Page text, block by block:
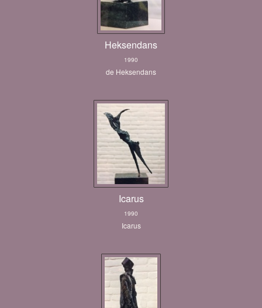
Heksendans
1990
de Heksendans
Icarus
1990
Icarus